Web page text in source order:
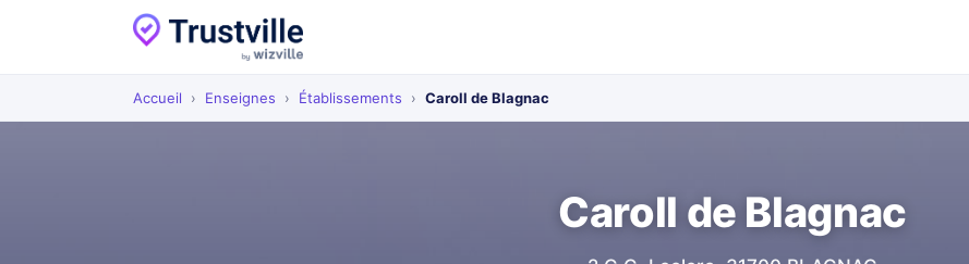
Accueil › Enseignes › Établissements › Caroll de Blagnac
Caroll de Blagnac